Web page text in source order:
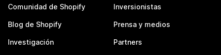
Comunidad de Shopify
Blog de Shopify
Investigación
Inversionistas
Prensa y medios
Partners